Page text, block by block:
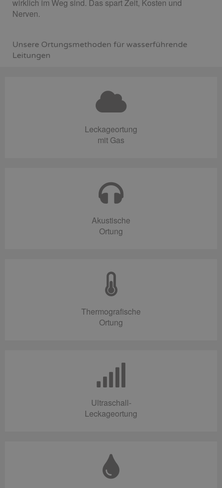
wirklich im Weg sind. Das spart Zeit, Kosten und
Nerven.
Unsere Ortungsmethoden für wasserführende
Leitungen
Leckageortung
mit Gas
Akustische
Ortung
Thermografische
Ortung
Ultraschall-
Leckageortung